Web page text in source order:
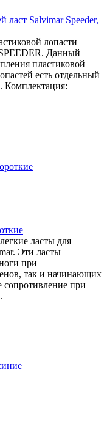
ласт Salvimar Speeder,
лопасти
Данный
пластиковой
есть отдельный
Комплектация:
ласты для
Эти ласты
при
так и начинающих
сопротивление при